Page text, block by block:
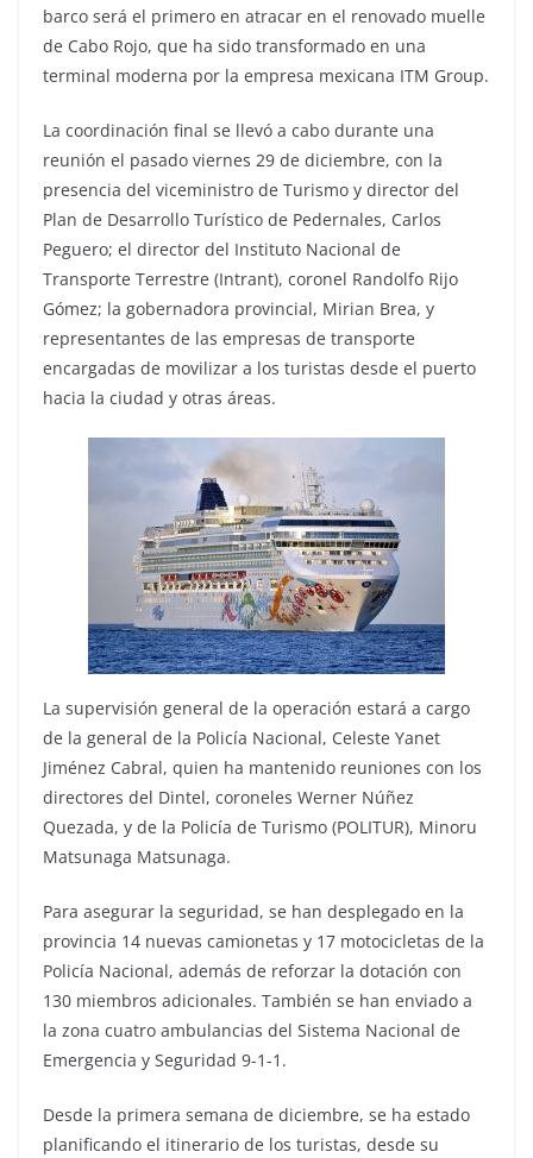
barco será el primero en atracar en el renovado muelle
de Cabo Rojo, que ha sido transformado en una
terminal moderna por la empresa mexicana ITM Group.
La coordinación final se llevó a cabo durante una
reunión el pasado viernes 29 de diciembre, con la
presencia del viceministro de Turismo y director del
Plan de Desarrollo Turístico de Pedernales, Carlos
Peguero; el director del Instituto Nacional de
Transporte Terrestre (Intrant), coronel Randolfo Rijo
Gómez; la gobernadora provincial, Mirian Brea, y
representantes de las empresas de transporte
encargadas de movilizar a los turistas desde el puerto
hacia la ciudad y otras áreas.
La supervisión general de la operación estará a cargo
de la general de la Policía Nacional, Celeste Yanet
Jiménez Cabral, quien ha mantenido reuniones con los
directores del Dintel, coroneles Werner Núñez
Quezada, y de la Policía de Turismo (POLITUR), Minoru
Matsunaga Matsunaga.
Para asegurar la seguridad, se han desplegado en la
provincia 14 nuevas camionetas y 17 motocicletas de la
Policía Nacional, además de reforzar la dotación con
130 miembros adicionales. También se han enviado a
la zona cuatro ambulancias del Sistema Nacional de
Emergencia y Seguridad 9-1-1.
Desde la primera semana de diciembre, se ha estado
planificando el itinerario de los turistas, desde su